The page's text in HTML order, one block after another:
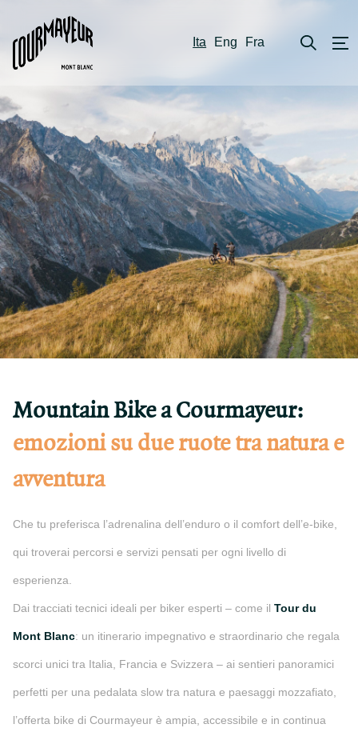
Ita Eng Fra
Mountain Bike a Courmayeur:
emozioni su due ruote tra natura e
avventura
Che tu preferisca l’adrenalina dell’enduro o il comfort dell’e-bike,
qui troverai percorsi e servizi pensati per ogni livello di
esperienza.
Dai tracciati tecnici ideali per biker esperti – come il Tour du
Mont Blanc: un itinerario impegnativo e straordinario che regala
scorci unici tra Italia, Francia e Svizzera – ai sentieri panoramici
perfetti per una pedalata slow tra natura e paesaggi mozzafiato,
l’offerta bike di Courmayeur è ampia, accessibile e in continua